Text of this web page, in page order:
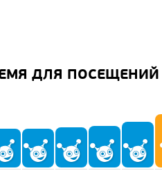
ДЛЯ ПОСЕЩЕНИЙ